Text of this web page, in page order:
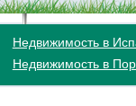
Недвижимость в
Недвижимость в